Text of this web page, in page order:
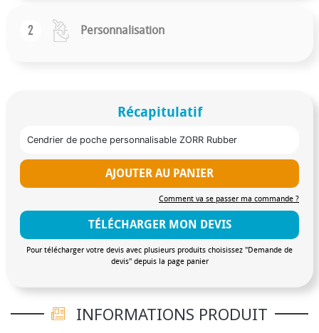
2 Personnalisation
Récapitulatif
Cendrier de poche personnalisable ZORR Rubber
AJOUTER AU PANIER
Comment va se passer ma commande ?
TÉLÉCHARGER MON DEVIS
Pour télécharger votre devis avec plusieurs produits choisissez "Demande de
devis" depuis la page panier
INFORMATIONS PRODUIT